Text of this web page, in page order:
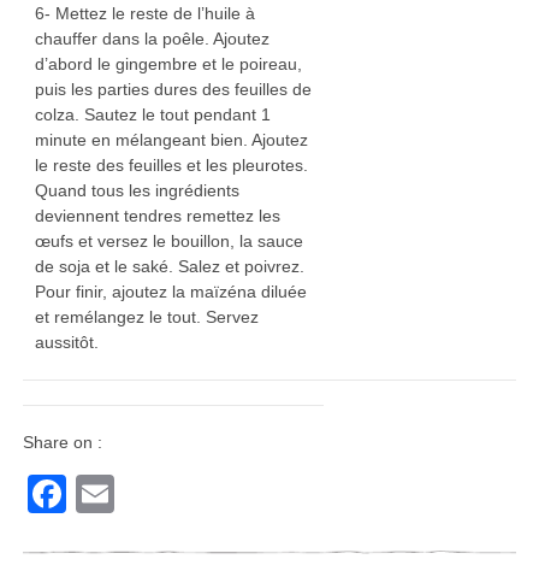
6- Mettez le reste de l’huile à
chauffer dans la poêle. Ajoutez
d’abord le gingembre et le poireau,
puis les parties dures des feuilles de
colza. Sautez le tout pendant 1
minute en mélangeant bien. Ajoutez
le reste des feuilles et les pleurotes.
Quand tous les ingrédients
deviennent tendres remettez les
œufs et versez le bouillon, la sauce
de soja et le saké. Salez et poivrez.
Pour finir, ajoutez la maïzéna diluée
et remélangez le tout. Servez
aussitôt.
Share on :
Facebook